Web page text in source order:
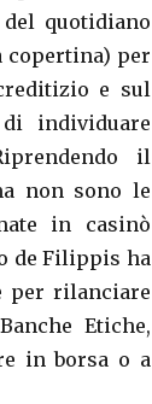
quotidiano
copertina) per
e sul
individuare
il
non sono le
in casinò
de Filippis ha
per rilanciare
Etiche,
in borsa o a